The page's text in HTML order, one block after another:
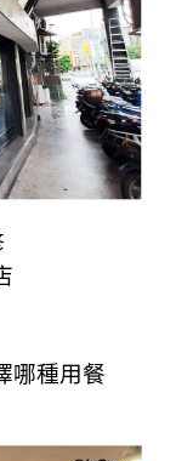
哪種用餐